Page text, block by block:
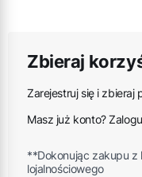
Zbieraj
Zarejestruj się i zbieraj
Masz już konto?
**Dokonując zakupu
lojalnościowego